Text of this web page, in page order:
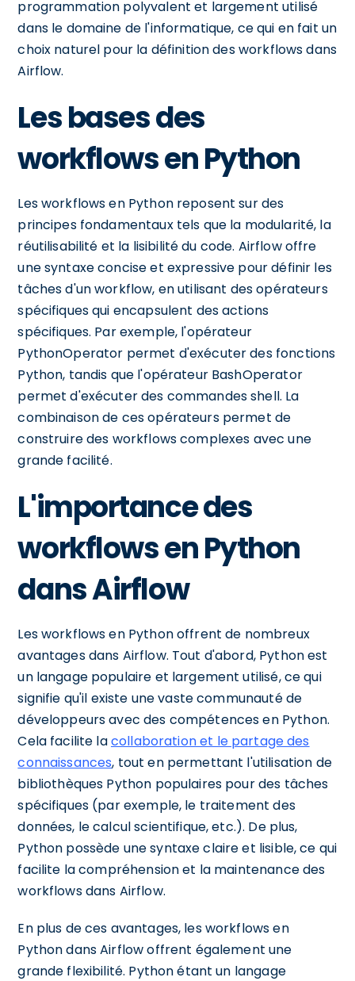
programmation polyvalent et largement utilisé
dans le domaine de l'informatique, ce qui en fait un
choix naturel pour la définition des workflows dans
Airflow.
Les bases des
workflows en Python
Les workflows en Python reposent sur des
principes fondamentaux tels que la modularité, la
réutilisabilité et la lisibilité du code. Airflow offre
une syntaxe concise et expressive pour définir les
tâches d'un workflow, en utilisant des opérateurs
spécifiques qui encapsulent des actions
spécifiques. Par exemple, l'opérateur
PythonOperator permet d'exécuter des fonctions
Python, tandis que l'opérateur BashOperator
permet d'exécuter des commandes shell. La
combinaison de ces opérateurs permet de
construire des workflows complexes avec une
grande facilité.
L'importance des
workflows en Python
dans Airflow
Les workflows en Python offrent de nombreux
avantages dans Airflow. Tout d'abord, Python est
un langage populaire et largement utilisé, ce qui
signifie qu'il existe une vaste communauté de
développeurs avec des compétences en Python.
Cela facilite lacollaboration et le partage des
connaissances, tout en permettant l'utilisation de
bibliothèques Python populaires pour des tâches
spécifiques (par exemple, le traitement des
données, le calcul scientifique, etc.). De plus,
Python possède une syntaxe claire et lisible, ce qui
facilite la compréhension et la maintenance des
workflows dans Airflow.
En plus de ces avantages, les workflows en
Python dans Airflow offrent également une
grande flexibilité. Python étant un langage